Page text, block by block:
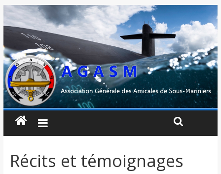
Récits et témoignages